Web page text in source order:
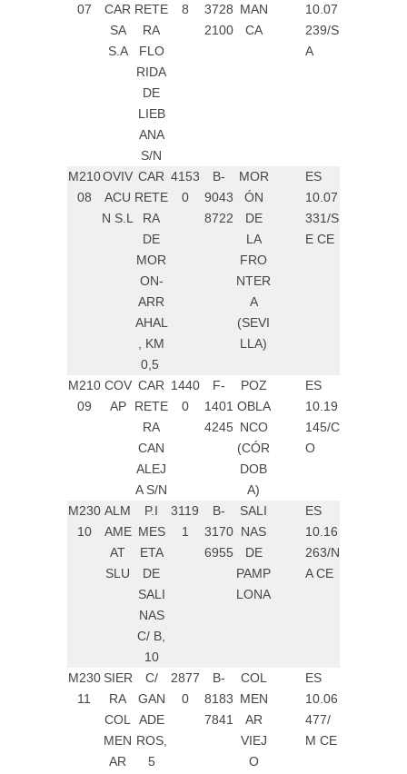
07
CAR
SA
S.A
RETE
RA
FLO
RIDA
DE
LIEB
ANA
S/N
8
3728
2100
MAN
CA
10.07
239/S
A
M210
08
OVIV
ACU
N S.L
CAR
RETE
RA
DE
MOR
ON-
ARR
AHAL
, KM
0,5
4153
0
B-
9043
8722
MOR
ÓN
DE
LA
FRO
NTER
A
(SEVI
LLA)
ES
10.07
331/S
E CE
M210
09
COV
AP
CAR
RETE
RA
CAN
ALEJ
A S/N
1440
0
F-
1401
4245
POZ
OBLA
NCO
(CÓR
DOB
A)
ES
10.19
145/C
O
M230
10
ALM
AME
AT
SLU
P.I
MES
ETA
DE
SALI
NAS
C/ B,
10
3119
1
B-
3170
6955
SALI
NAS
DE
PAMP
LONA
ES
10.16
263/N
A CE
M230
11
SIER
RA
COL
MEN
AR
C/
GAN
ADE
ROS,
5
2877
0
B-
8183
7841
COL
MEN
AR
VIEJ
O
ES
10.06
477/
M CE